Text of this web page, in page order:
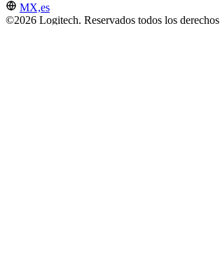
MX,es
©2026 Logitech. Reservados todos los derechos